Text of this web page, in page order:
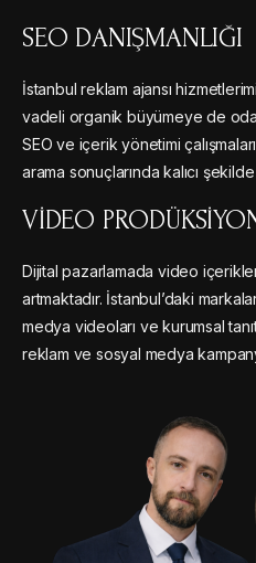
SEO DANIŞMANLIĞI
İstanbul reklam ajansı
vadeli organik büyümeye de
SEO ve içerik yönetimi
arama sonuçlarında kalıcı
VIDEO
Dijital pazarlamada video
artmaktadır. İstanbul’daki
medya videoları ve kurumsal
reklam ve sosyal medya